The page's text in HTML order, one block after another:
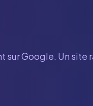
sur Google. Un